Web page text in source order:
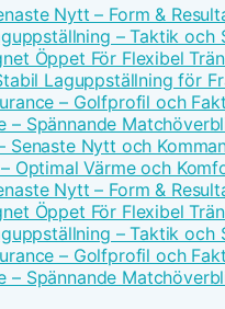
Nytt – Form &
– Taktik och
Öppet För Flexibel
Laguppställning för
– Golfprofil och
– Spännande
Senaste Nytt och
Optimal Värme och
Nytt – Form &
Öppet För Flexibel
– Taktik och
– Golfprofil och
– Spännande